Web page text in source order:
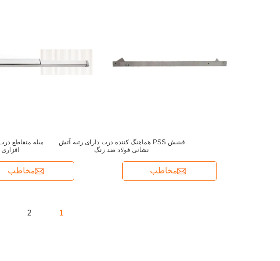
میله متقاطع
مخاطب
فینیش PSS هماهنگ کننده درب دارای رتبه آتش
نشانی فولاد ضد زنگ
مخاطب
1
2